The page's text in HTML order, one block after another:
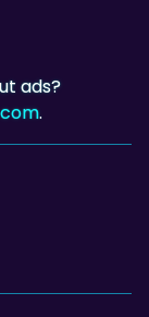
ads?